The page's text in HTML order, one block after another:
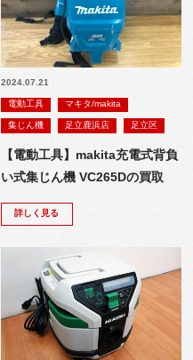
2024.07.21
電動工具 マキタ/makita
集じん機 足立鹿浜店 足立区
【電動工具】makita充電式背負
い式集じん機 VC265Dの買取
詳しく見る